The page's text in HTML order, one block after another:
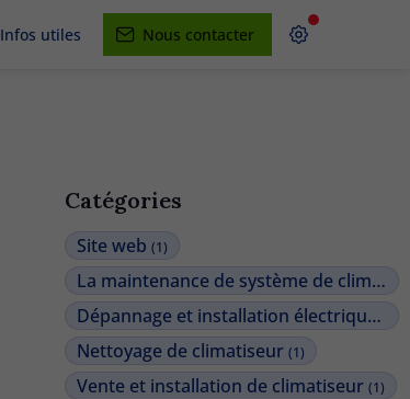
Infos utiles Nous contacter
Catégories
Site web (1)
La maintenance de système de climatisation
Dépannage et installation électrique
Nettoyage de climatiseur (1)
Vente et installation de climatiseur (1)